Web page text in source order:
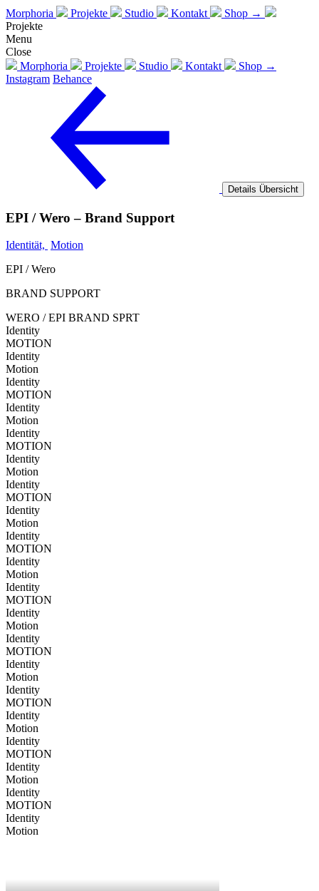
Morphoria Projekte Studio Kontakt
Shop →
Projekte
Menu
Close
Morphoria
Projekte Studio Kontakt
Shop →
Instagram Behance
Details Übersicht
EPI / Wero – Brand Support
Identität, Motion
EPI / Wero
BRAND SUPPORT
WERO / EPI BRAND SPRT
Identity
MOTION
Identity
Motion
Identity
MOTION
Identity
Motion
Identity
MOTION
Identity
Motion
Identity
MOTION
Identity
Motion
Identity
MOTION
Identity
Motion
Identity
MOTION
Identity
Motion
Identity
MOTION
Identity
Motion
Identity
MOTION
Identity
Motion
Identity
MOTION
Identity
Motion
Identity
MOTION
Identity
Motion